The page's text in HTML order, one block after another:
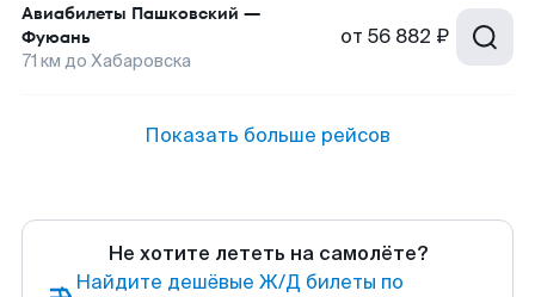
Авиабилеты Пашковский —
Фуюань
71 км до Хабаровска
от 56 882 ₽
Показать больше рейсов
Не хотите лететь на самолёте?
Найдите дешёвые Ж/Д билеты по